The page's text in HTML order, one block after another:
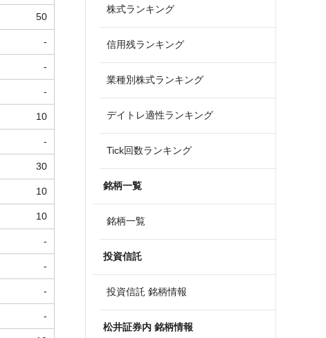
50
-
-
-
10
-
30
10
10
-
-
-
-
株式ランキング
信用残ランキング
業種別株式ランキング
デイトレ適性ランキング
Tick回数ランキング
銘柄一覧
銘柄一覧
投資信託
投資信託 銘柄情報
松井証券内 銘柄情報